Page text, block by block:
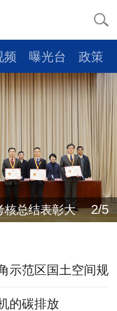
频 曝光台 政策
核总结表彰大 2/5
示范区国土空间规
的碳排放